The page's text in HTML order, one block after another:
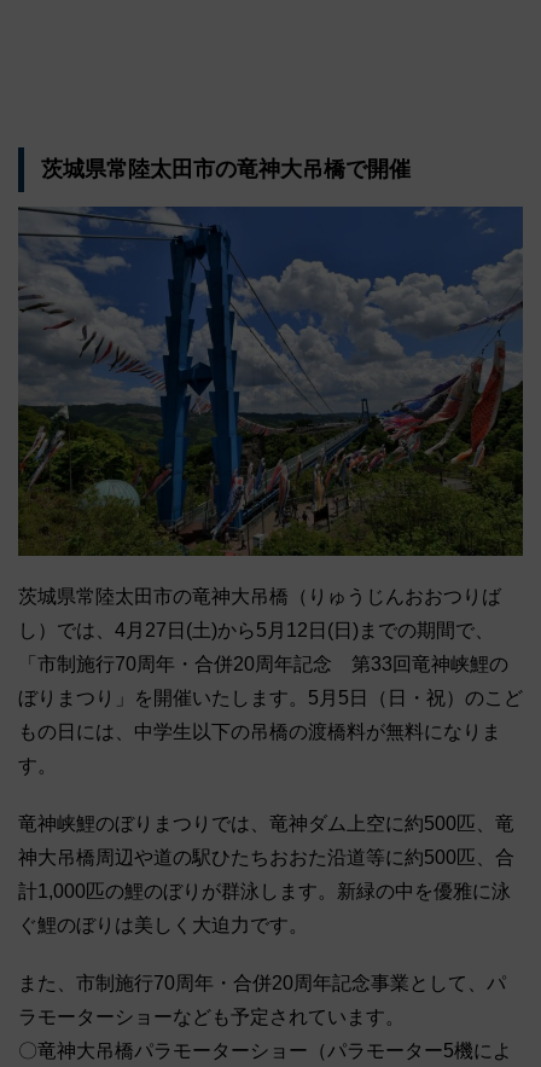
茨城県常陸太田市の竜神大吊橋で開催
茨城県常陸太田市の竜神大吊橋（りゅうじんおおつりば
し）では、4月27日(土)から5月12日(日)までの期間で、
「市制施行70周年・合併20周年記念 第33回竜神峡鯉の
ぼりまつり」を開催いたします。5月5日（日・祝）のこど
もの日には、中学生以下の吊橋の渡橋料が無料になりま
す。
竜神峡鯉のぼりまつりでは、竜神ダム上空に約500匹、竜
神大吊橋周辺や道の駅ひたちおおた沿道等に約500匹、合
計1,000匹の鯉のぼりが群泳します。新緑の中を優雅に泳
ぐ鯉のぼりは美しく大迫力です。
また、市制施行70周年・合併20周年記念事業として、パ
ラモーターショーなども予定されています。
〇竜神大吊橋パラモーターショー（パラモーター5機によ